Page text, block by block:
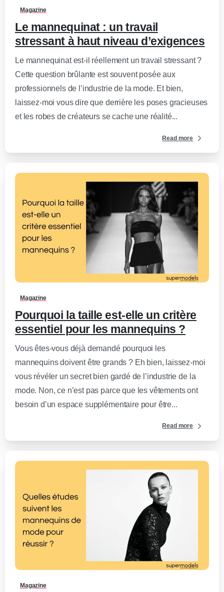
Magazine
Le mannequinat : un travail
stressant à haut niveau d’exigences
Le mannequinat est-il réellement un travail stressant ?
Cette question brûlante est souvent posée aux
professionnels de l’industrie de la mode. Et bien,
laissez-moi vous dire que derrière les poses gracieuses
et les robes de créateurs se cache une réalité...
Read more
0
Magazine
Pourquoi la taille est-elle un critère
essentiel pour les mannequins ?
Vous êtes-vous déjà demandé pourquoi les
mannequins doivent être grands ? Eh bien, laissez-moi
vous révéler un secret bien gardé de l’industrie de la
mode. Non, ce n’est pas parce que les vêtements ont
besoin d’un espace supplémentaire pour être...
Read more
0
Magazine